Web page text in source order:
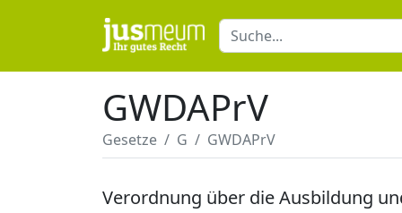
GWDAPrV
Gesetze G GWDAPrV
Verordnung über die Ausbildung